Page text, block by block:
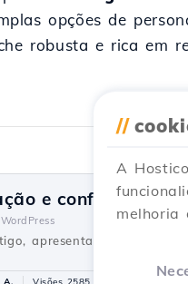
opções de
robusta e rica em
e configuração
WordPress
apresentaremos os
//
A